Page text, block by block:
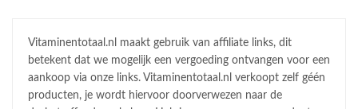
Vitaminentotaal.nl maakt gebruik van affiliate links, dit
betekent dat we mogelijk een vergoeding ontvangen voor een
aankoop via onze links. Vitaminentotaal.nl verkoopt zelf géén
producten, je wordt hiervoor doorverwezen naar de